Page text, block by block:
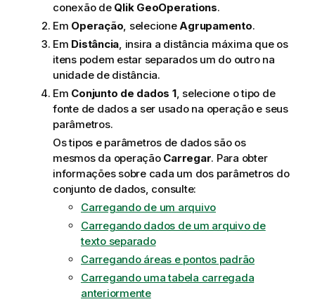
conexão de Qlik GeoOperations.
Em Operação, selecioneAgrupamento.
Em Distância, insira a distância máxima que os
itens podem estar separados um do outro na
unidade de distância.
Em Conjunto de dados 1, selecione o tipo de
fonte de dados a ser usado na operação e seus
parâmetros.
Os tipos e parâmetros de dados são os
mesmos da operação Carregar. Para obter
informações sobre cada um dos parâmetros do
conjunto de dados, consulte:
Carregando de um arquivo
Carregando dados de um arquivo de
texto separado
Carregando áreas e pontos padrão
Carregando uma tabela carregada
anteriormente